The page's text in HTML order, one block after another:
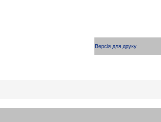
Версія для друку